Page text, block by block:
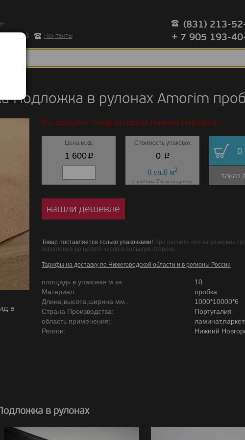
корпус 3
Контакты
(831) 213-
+ 7 905 193-
Подложка в рулонах Amorim
в
Вы смотрите товар из города Нижний Новгород.
Цена м.кв.
1 600p
Стоимость упаковок
0 p
0уп.0м2
с учётом 5% на подрезку
в
заказ
нашли дешевле
Товар поставляется только упаковками! При расчете кол-ва упаковок
округление до целого числа в большую сторону.
Тарифы на доставку по Нижегородской области и в регионы России
площадь в упаковке м кв:
10
Материал:
пробка
Длина,высота,ширина мм.:
1000*10000*6
Страна Производства:
Португалия
область применения:
ламинат,паркет
Регион:
Нижний
в рулонах